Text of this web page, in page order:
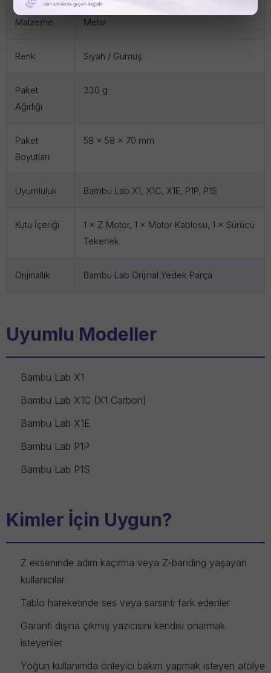
Malzeme Metal
Renk Siyah / Gümüş
Paket
Ağırlığı
330 g
Paket
Boyutları
58 × 58 × 70 mm
Uyumluluk Bambu Lab X1, X1C, X1E, P1P, P1S
Kutu İçeriği
1 × Z Motor, 1 × Motor Kablosu, 1 × Sürücü
Tekerlek
Orijinallik Bambu Lab Orijinal Yedek Parça
Uyumlu Modeller
Bambu Lab X1
Bambu Lab X1C (X1 Carbon)
Bambu Lab X1E
Bambu Lab P1P
Bambu Lab P1S
Kimler İçin Uygun?
Z ekseninde adım kaçırma veya Z-banding yaşayan
kullanıcılar
Tablo hareketinde ses veya sarsıntı fark edenler
Garanti dışına çıkmış yazıcısını kendisi onarmak
isteyenler
Yoğun kullanımda önleyici bakım yapmak isteyen atölye